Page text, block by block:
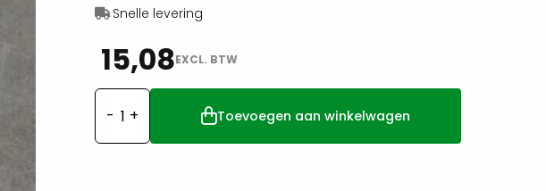
Snelle levering
15,08EXCL. BTW
Cosa
loam
Toevoegen aan winkelwagen